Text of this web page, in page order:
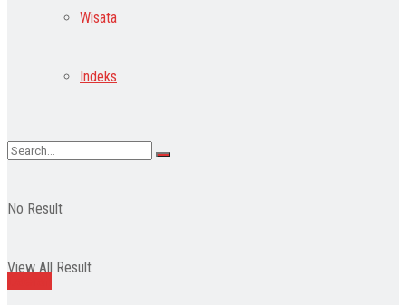
Wisata
Indeks
No Result
View All Result